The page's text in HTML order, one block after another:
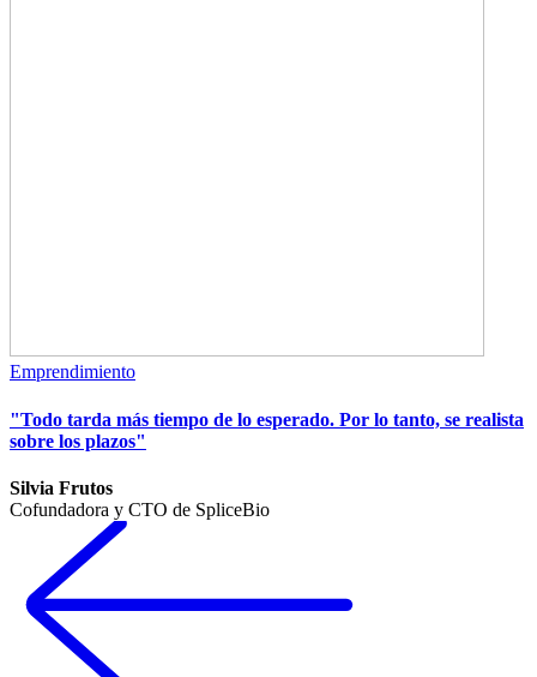
Emprendimiento
"Todo tarda más tiempo de lo esperado. Por lo tanto, se realista
sobre los plazos"
Silvia Frutos
Cofundadora y CTO de SpliceBio